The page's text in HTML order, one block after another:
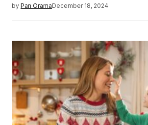
by Pan OramaDecember 18, 2024